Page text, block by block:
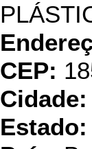
CEP:
Cidade:
Estado: